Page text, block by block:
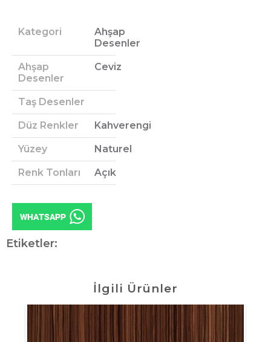
Kategori
Ahşap
Desenler
Ahşap
Desenler
Ceviz
Taş Desenler
Düz Renkler Kahverengi
Yüzey Naturel
Renk Tonları Açık
Etiketler:
İlgili Ürünler